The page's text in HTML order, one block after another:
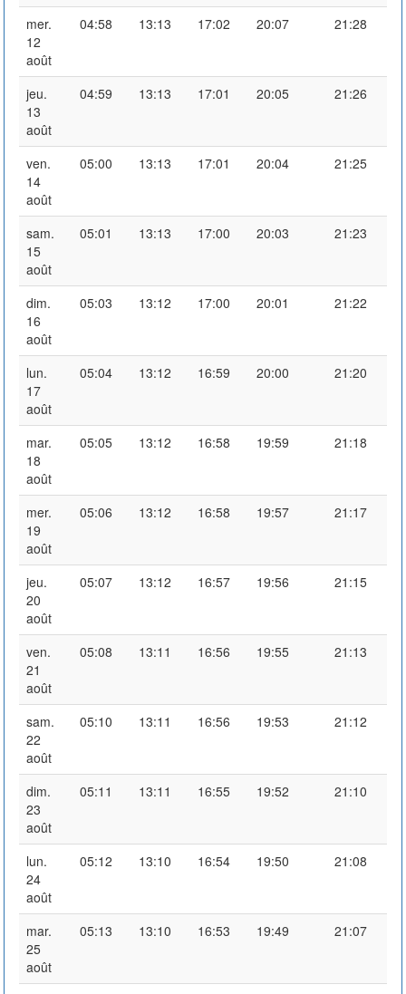
mer.
12
août
04:58 13:13 17:02 20:07 21:28
jeu.
13
août
04:59 13:13 17:01 20:05 21:26
ven.
14
août
05:00 13:13 17:01 20:04 21:25
sam.
15
août
05:01 13:13 17:00 20:03 21:23
dim.
16
août
05:03 13:12 17:00 20:01 21:22
lun.
17
août
05:04 13:12 16:59 20:00 21:20
mar.
18
août
05:05 13:12 16:58 19:59 21:18
mer.
19
août
05:06 13:12 16:58 19:57 21:17
jeu.
20
août
05:07 13:12 16:57 19:56 21:15
ven.
21
août
05:08 13:11 16:56 19:55 21:13
sam.
22
août
05:10 13:11 16:56 19:53 21:12
dim.
23
août
05:11 13:11 16:55 19:52 21:10
lun.
24
août
05:12 13:10 16:54 19:50 21:08
mar.
25
août
05:13 13:10 16:53 19:49 21:07